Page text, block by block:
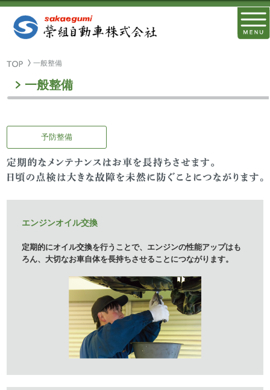
一般整備
一般整備
予防整備
エンジンオイル交換
定期的にオイル交換を行うことで、エンジンの性能アップはも
ろん、大切なお車自体を長持ちさせることにつながります。